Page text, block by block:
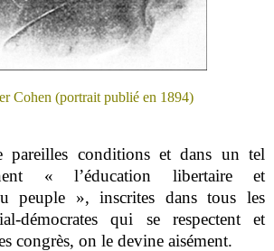
Cohen (portrait publié en 1894)
pareilles conditions et dans un tel
« l’éducation libertaire et
peuple », inscrites dans tous les
démocrates qui se respectent et
congrès, on le devine aisément.